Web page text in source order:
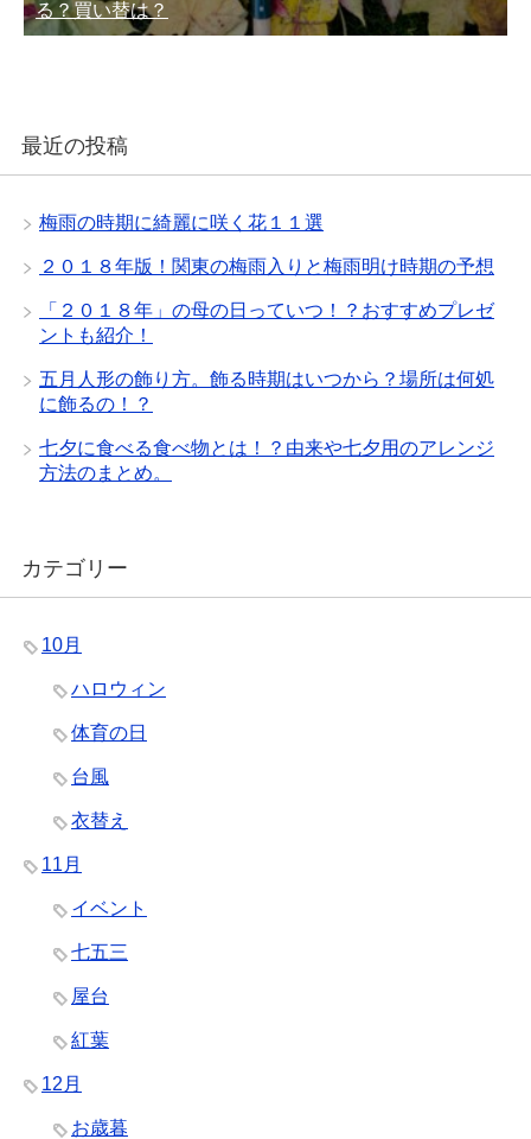
る？買い替は？
最近の投稿
梅雨の時期に綺麗に咲く花１１選
２０１８年版！関東の梅雨入りと梅雨明け時期の予想
「２０１８年」の母の日っていつ！？おすすめプレゼ
ントも紹介！
五月人形の飾り方。飾る時期はいつから？場所は何処
に飾るの！？
七夕に食べる食べ物とは！？由来や七夕用のアレンジ
方法のまとめ。
カテゴリー
10月
ハロウィン
体育の日
台風
衣替え
11月
イベント
七五三
屋台
紅葉
12月
お歳暮